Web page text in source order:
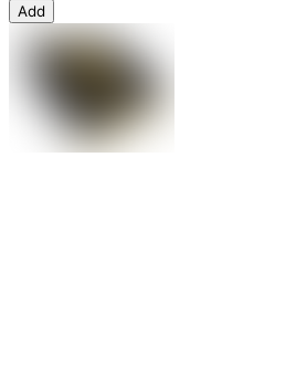
Add